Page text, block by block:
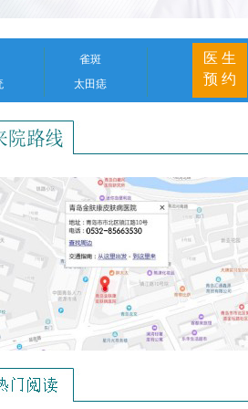
雀斑
太田痣
医 生
预 约